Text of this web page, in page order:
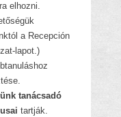
elhozni.
a Recepción
lapot.)
tanácsadó
tartják.